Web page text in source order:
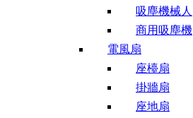
吸塵機械人
商用吸塵機
電風扇
座檯扇
掛牆扇
座地扇